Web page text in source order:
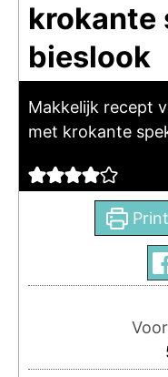
krokante
bieslook
Makkelijk recept
met krokante
Print